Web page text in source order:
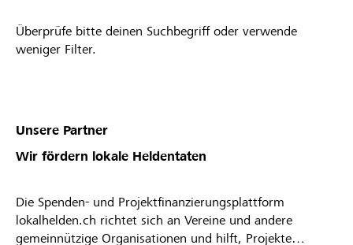
Überprüfe bitte deinen Suchbegriff oder verwende
weniger Filter.
Unsere Partner
Wir fördern lokale Heldentaten
Die Spenden- und Projektfinanzierungsplattform
lokalhelden.ch richtet sich an Vereine und andere
gemeinnützige Organisationen und hilft, Projekte